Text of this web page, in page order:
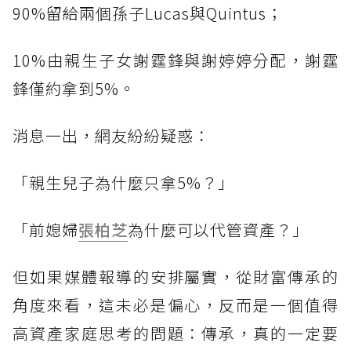
90%留給兩個孫子Lucas與Quintus；
10%由親生子女謝霆鋒與謝婷婷分配，謝霆
鋒僅約拿到5%。
消息一出，網友紛紛疑惑：
「親生兒子為什麼只拿5%？」
「前媳婦張柏芝為什麼可以代管資產？」
但如果媒體報導的安排屬實，從財富傳承的
角度來看，這未必是偏心，反而是一個值得
高資產家庭思考的問題：傳承，真的一定要